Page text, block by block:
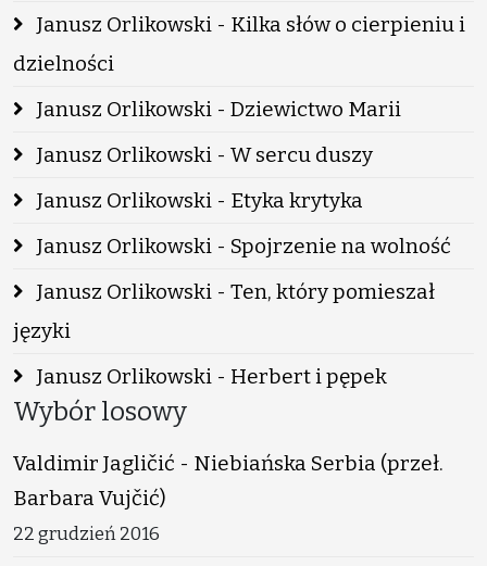
Janusz Orlikowski - Kilka słów o cierpieniu i
dzielności
Janusz Orlikowski - Dziewictwo Marii
Janusz Orlikowski - W sercu duszy
Janusz Orlikowski - Etyka krytyka
Janusz Orlikowski - Spojrzenie na wolność
Janusz Orlikowski - Ten, który pomieszał
języki
Janusz Orlikowski - Herbert i pępek
Wybór losowy
Valdimir Jagličić - Niebiańska Serbia (przeł.
Barbara Vujčić)
22 grudzień 2016